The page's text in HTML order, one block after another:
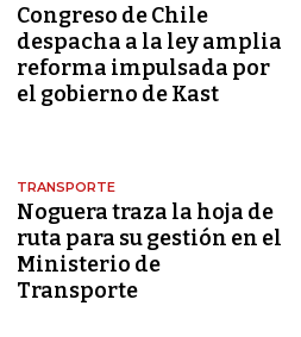
Congreso de Chile
despacha a la ley amplia
reforma impulsada por
el gobierno de Kast
TRANSPORTE
Noguera traza la hoja de
ruta para su gestión en el
Ministerio de
Transporte